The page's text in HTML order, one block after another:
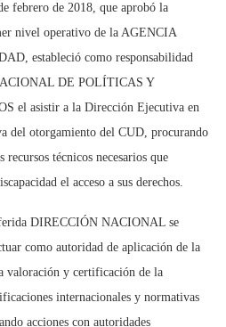
febrero de 2018, que aprobó la
nivel operativo de la AGENCIA
estableció como responsabilidad
DE POLÍTICAS Y
el asistir a la Dirección Ejecutiva en
del otorgamiento del CUD, procurando
técnicos necesarios que
el acceso a sus derechos.
DIRECCIÓN NACIONAL se
como autoridad de aplicación de la
valoración y certificación de la
internacionales y normativas
acciones con autoridades